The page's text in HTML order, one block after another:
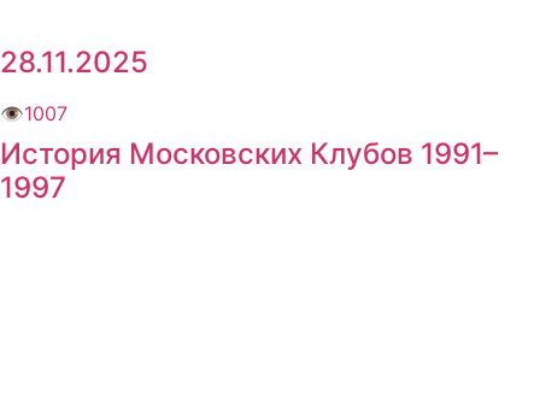
28.11.2025
👁1007
История Московских Клубов 1991–
1997